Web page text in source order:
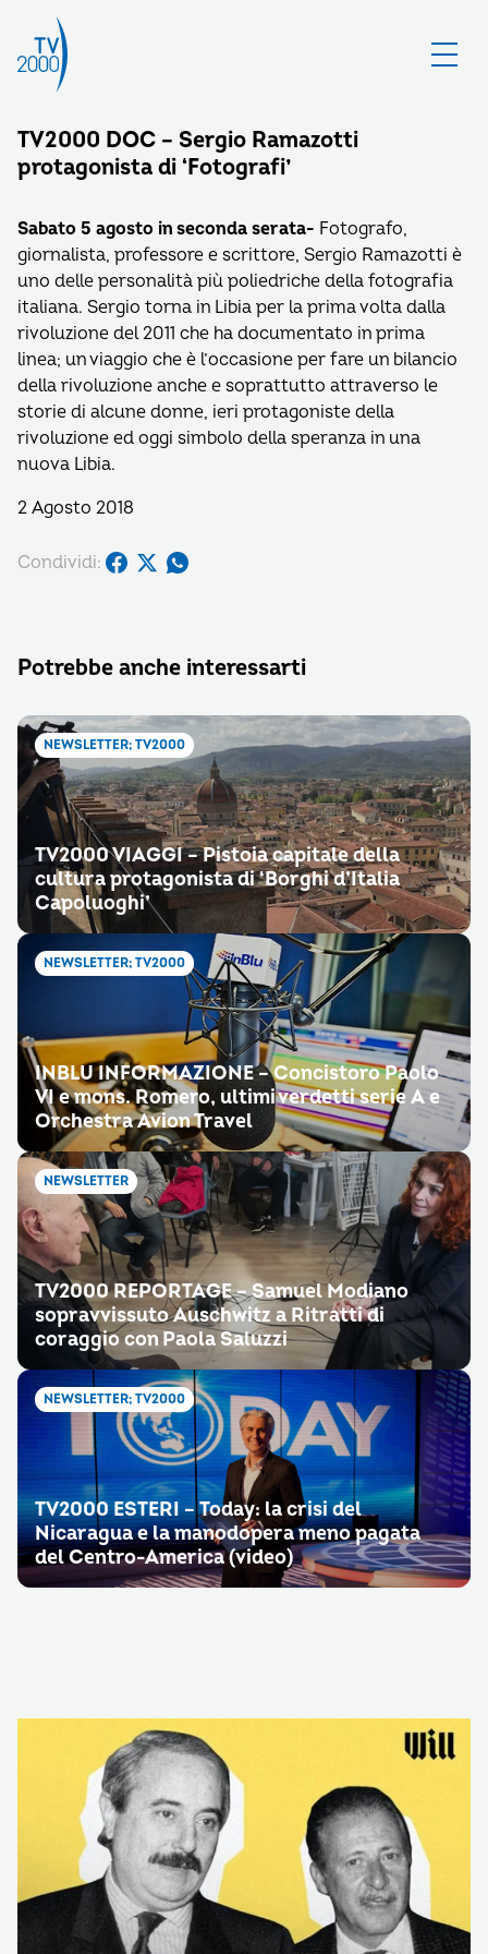
TV2000 DOC – Sergio Ramazotti
protagonista di ‘Fotografi’
Sabato 5 agosto in seconda serata- Fotografo,
giornalista, professore e scrittore, Sergio Ramazotti è
uno delle personalità più poliedriche della fotografia
italiana. Sergio torna in Libia per la prima volta dalla
rivoluzione del 2011 che ha documentato in prima
linea; un viaggio che è l’occasione per fare un bilancio
della rivoluzione anche e soprattutto attraverso le
storie di alcune donne, ieri protagoniste della
rivoluzione ed oggi simbolo della speranza in una
nuova Libia.
2 Agosto 2018
Condividi:
Potrebbe anche interessarti
NEWSLETTER; TV2000
TV2000 VIAGGI – Pistoia capitale della
cultura protagonista di ‘Borghi d’Italia
Capoluoghi’
NEWSLETTER; TV2000
INBLU INFORMAZIONE – Concistoro Paolo
VI e mons. Romero, ultimi verdetti serie A e
Orchestra Avion Travel
NEWSLETTER
TV2000 REPORTAGE – Samuel Modiano
sopravvissuto Auschwitz a Ritratti di
coraggio con Paola Saluzzi
NEWSLETTER; TV2000
TV2000 ESTERI – Today: la crisi del
Nicaragua e la manodopera meno pagata
del Centro-America (video)